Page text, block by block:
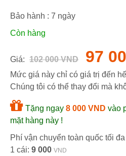
Bảo hành : 7 ngày
Còn hàng
Giá: 102 000 VND 97
Mức giá này chỉ có giá trị đến
Chúng tôi có thể thay đổi mà
Tặng ngay 8 000 VND vào
mặt hàng này !
Phí vận chuyển toàn quốc tối
1 cái: 9 000 VND